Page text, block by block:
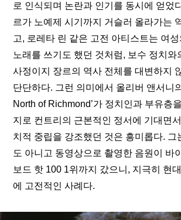
로 인식되며 논란과 인기를 동시에 얻었
르가 노예제 시기까지 거슬러 올라가는
고, 로레타 린 같은 고전 아티스트는 여
노래를 쓰기도 했던 것처럼, 보수 정치와
사정이지 장르의 역사 전체를 대변하지
단단하다. 그런 의미에서 올리버 앤서니
North of Richmond’가 정치인과 부유층
지로 컨트리의 근본적인 정서에 기대면
치적 중립을 강조했던 것은 흥미롭다. 그
도 아니고 동영상으로 촬영한 음원이 바
보드 핫 100 1위까지 갔으니, 지극히 현
에 고전적인 사례다.